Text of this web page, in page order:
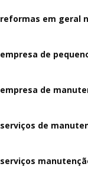
reformas em geral
empresa de
empresa de
serviços de
serviços